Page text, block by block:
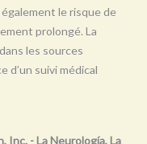
le risque de
prolongé. La
les sources
d’un suivi médical
Inc. - La Neurología, La